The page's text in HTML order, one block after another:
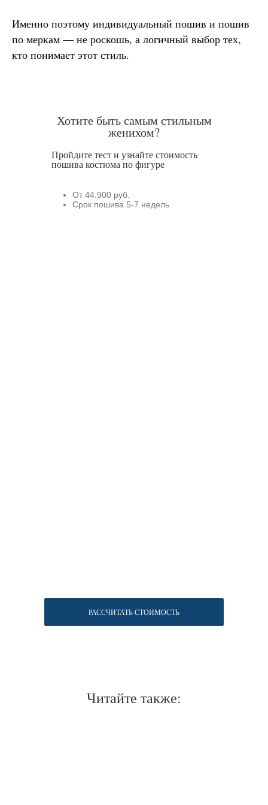
Именно поэтому индивидуальный пошив и пошив
по меркам — не роскошь, а логичный выбор тех,
кто понимает этот стиль.
От 44.900 руб.
Срок пошива 5-7 недель
РАССЧИТАТЬ СТОИМОСТЬ
Пройдите тест и узнайте стоимость
пошива костюма по фигуре
Хотите быть самым стильным
женихом?
Читайте также:
Нужен отлично сидящий